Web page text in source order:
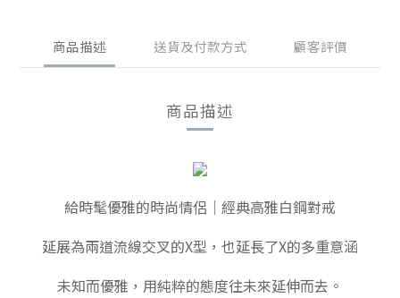
商品描述 送貨及付款方式 顧客評價
商品描述
給時髦優雅的時尚情侶｜經典高雅白鋼對戒
延展為兩道流線交叉的X型，也延長了X的多重意涵
未知而優雅，用純粹的態度往未來延伸而去。